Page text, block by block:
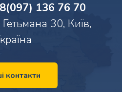
136 76 70
30, Київ,
контакти